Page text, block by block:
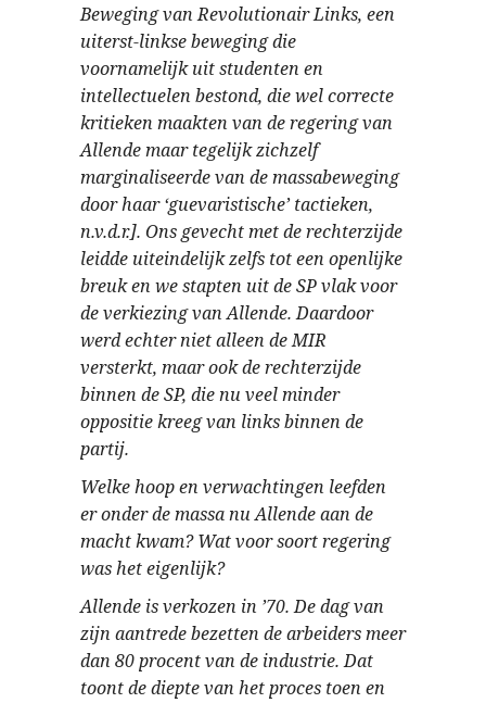
Beweging van Revolutionair Links, een
uiterst-linkse beweging die
voornamelijk uit studenten en
intellectuelen bestond, die wel correcte
kritieken maakten van de regering van
Allende maar tegelijk zichzelf
marginaliseerde van de massabeweging
door haar ‘guevaristische’ tactieken,
n.v.d.r.]. Ons gevecht met de rechterzijde
leidde uiteindelijk zelfs tot een openlijke
breuk en we stapten uit de SP vlak voor
de verkiezing van Allende. Daardoor
werd echter niet alleen de MIR
versterkt, maar ook de rechterzijde
binnen de SP, die nu veel minder
oppositie kreeg van links binnen de
partij.
Welke hoop en verwachtingen leefden
er onder de massa nu Allende aan de
macht kwam? Wat voor soort regering
was het eigenlijk?
Allende is verkozen in ’70. De dag van
zijn aantrede bezetten de arbeiders meer
dan 80 procent van de industrie. Dat
toont de diepte van het proces toen en